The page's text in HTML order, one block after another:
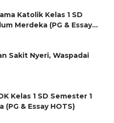
Katolik Kelas 1 SD
Merdeka (PG & Essay
Sakit Nyeri, Waspadai
Kelas 1 SD Semester 1
& Essay HOTS)